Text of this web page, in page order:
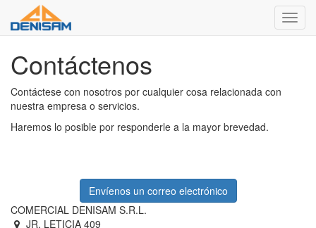
Menú
de
Contáctenos
Contáctese con nosotros por cualquier cosa relacionada con
nuestra empresa o servicios.
Haremos lo posible por responderle a la mayor brevedad.
Envíenos un correo electrónico
COMERCIAL DENISAM S.R.L.
JR. LETICIA 409